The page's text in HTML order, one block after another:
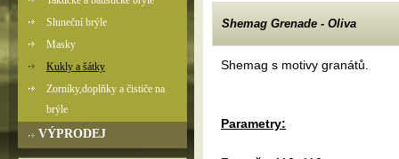
Shemag Grenade - Oliva
Shemag s motivy granátů.
Parametry:
Sluneční brýle
Masky
Kukly a šátky
Zorníky,doplňky a čističe na
brýle
VÝPRODEJ